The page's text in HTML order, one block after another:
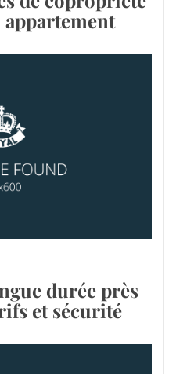
appartement
durée près
et sécurité